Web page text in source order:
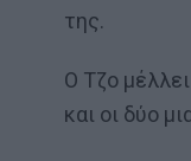
της.
Ο Τζο
και οι δύο